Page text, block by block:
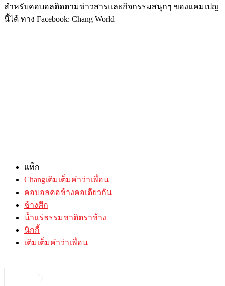
สำหรับคอบอลติดตามข่าวสารและกิจกรรมสนุกๆ ของแคมเปญ
นี้ได้ ทาง Facebook: Chang World
แท็ก
Changเติมเต็มคำว่าเพื่อน
คอบอลคอช้างคอเดียวกัน
ช้างศึก
น้ำแร่ธรรมชาติตราช้าง
นิกกี้
เติมเต็มคำว่าเพื่อน